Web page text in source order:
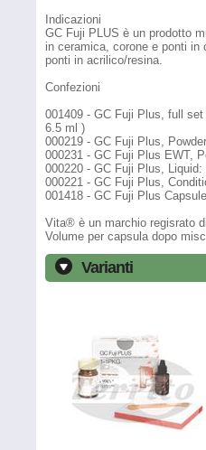
Indicazioni
GC Fuji PLUS è un prodotto
in ceramica, corone e ponti
ponti in acrilico/resina.
Confezioni
001409 - GC Fuji Plus, full
6.5 ml )
000219 - GC Fuji Plus,
000231 - GC Fuji Plus EWT,
000220 - GC Fuji Plus, Liquid:
000221 - GC Fuji Plus,
001418 - GC Fuji Plus
Vita® è un marchio regisrato
Volume per capsula dopo
Varianti